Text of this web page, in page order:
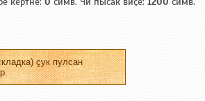
ҫук пулсан